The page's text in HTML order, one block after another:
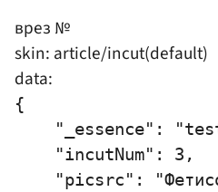
врез №
skin: article/incut(default)
data:
{
"_essence":
    "incutNum": 3,
"picsrc":